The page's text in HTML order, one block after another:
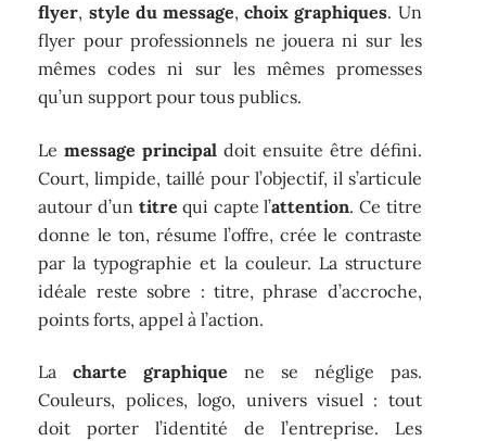
flyer, style du message,choix graphiques. Un
flyer pour professionnels ne jouera ni sur les
mêmes codes ni sur les mêmes promesses
qu’un support pour tous publics.
Lemessage principal doit ensuite être défini.
Court, limpide, taillé pour l’objectif, il s’articule
autour d’un titre qui capte l’attention. Ce titre
donne le ton, résume l’offre, crée le contraste
par la typographie et la couleur. La structure
idéale reste sobre : titre, phrase d’accroche,
points forts, appel à l’action.
Lacharte graphique ne se néglige pas.
Couleurs, polices, logo, univers visuel : tout
doit porter l’identité de l’entreprise. Les